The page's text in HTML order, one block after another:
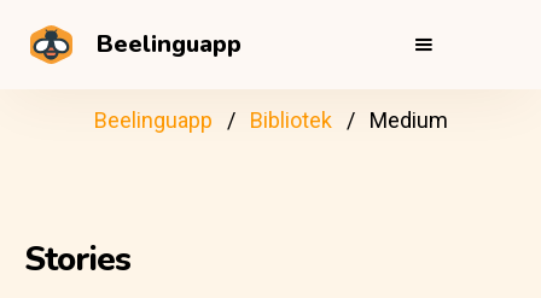
Beelinguapp
Beelinguapp Bibliotek Medium
Stories